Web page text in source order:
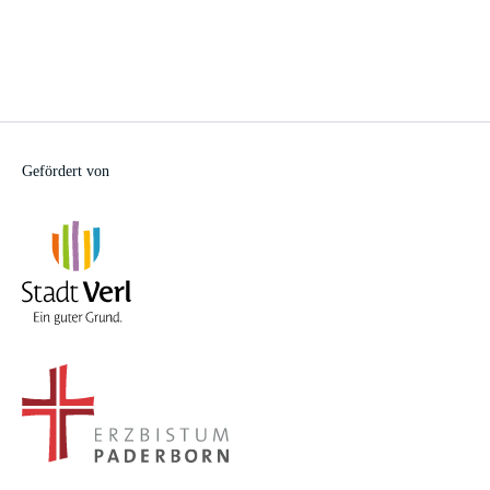
Gefördert von